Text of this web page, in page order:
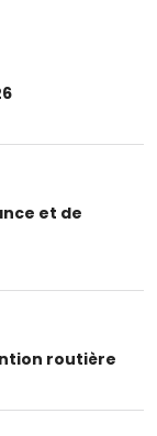
et de
routière